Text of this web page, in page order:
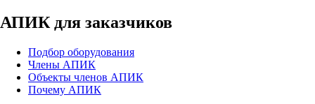
АПИК для заказчиков
Подбор оборудования
Члены АПИК
Объекты членов АПИК
Почему АПИК